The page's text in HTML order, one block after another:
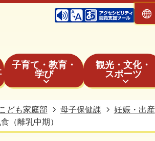
子育て・教育・
学び
観光・文化・
スポーツ
こども家庭部 母子保健課 妊娠・出産
（離乳中期）